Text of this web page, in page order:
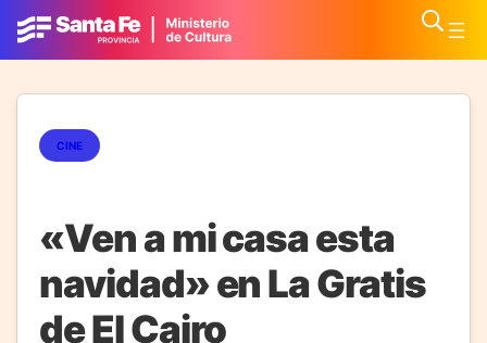
CINE
«Ven a mi casa esta
navidad» en La Gratis
de El Cairo